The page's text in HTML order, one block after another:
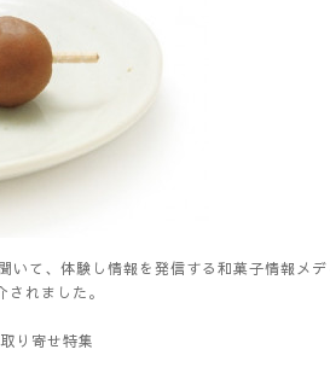
て、体験し情報を発信する和菓子情報メデ
れました。
り寄せ特集